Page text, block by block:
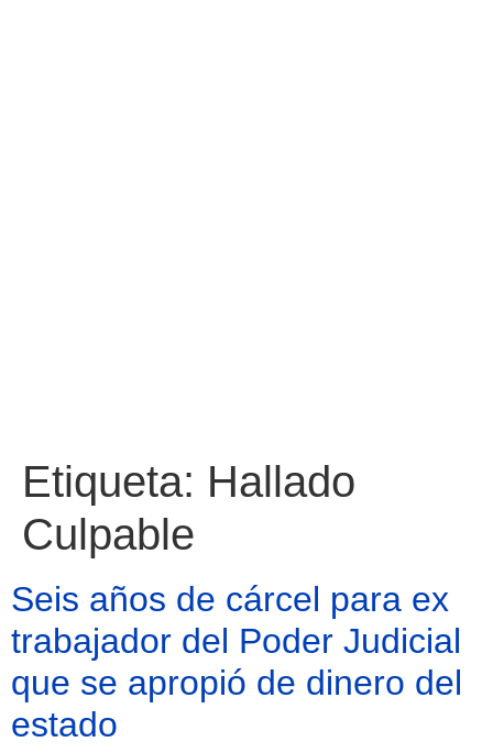
Etiqueta: Hallado
Culpable
Seis años de cárcel para ex
trabajador del Poder Judicial
que se apropió de dinero del
estado